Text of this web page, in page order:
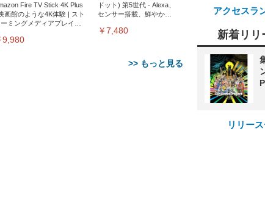
Fire TV Stick 4K Plus
画館のような4K体験 | スト
ーミングメディアプレイヤ
9,980
ドット) 第5世代 - Alexa、
センサー搭載、鮮やかな
￥7,480
>> もっと見る
アクセスラ
新着リリ
リリー